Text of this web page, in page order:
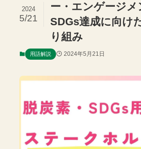
ー・エンゲージメ
SDGs達成に向け
り組み
2024
5/21
用語解説 2024年5月21日